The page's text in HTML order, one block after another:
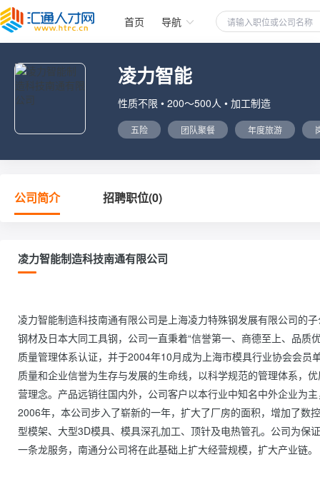
首页 导航
凌力智能
性质不限 • 200～500人 • 加工制造
五险 团队聚餐 年度旅游
公司简介 招聘职位(0)
凌力智能制造科技南通有限公司
凌力智能制造科技南通有限公司是上海凌力特殊钢发展有限公司的
钢材及日本大同工具钢，公司一直秉着“信誉第一、商德至上、品
质量管理体系认证，并于2004年10月成为上海市模具行业协会会
质量和企业信誉为生存与发展的生命线，以科学规范的管理体系，
营理念。产品远销往国内外，公司客户以本行业中知名中外企业为
2006年，本公司步入了崭新的一年，扩大了厂房的面积，增加了数
型模架、大型3D模具、模具深孔加工、顶针及电热管孔。公司为
一条龙服务，南通分公司将在此基础上扩大经营规模，扩